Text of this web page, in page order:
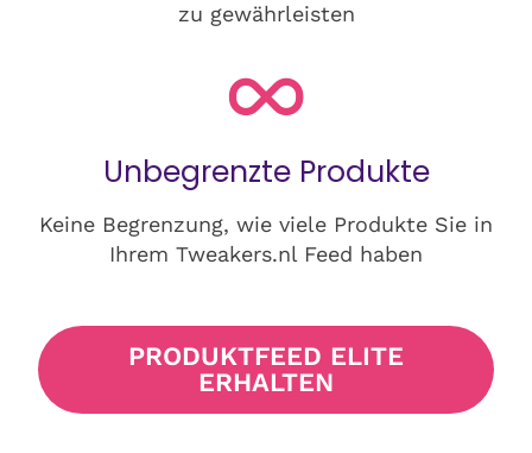
zu gewährleisten
Unbegrenzte Produkte
Keine Begrenzung, wie viele Produkte Sie in
Ihrem Tweakers.nl Feed haben
PRODUKTFEED ELITE
ERHALTEN